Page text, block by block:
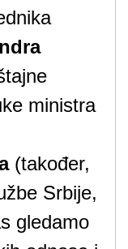
ministra
(također,
Srbije,
gledamo